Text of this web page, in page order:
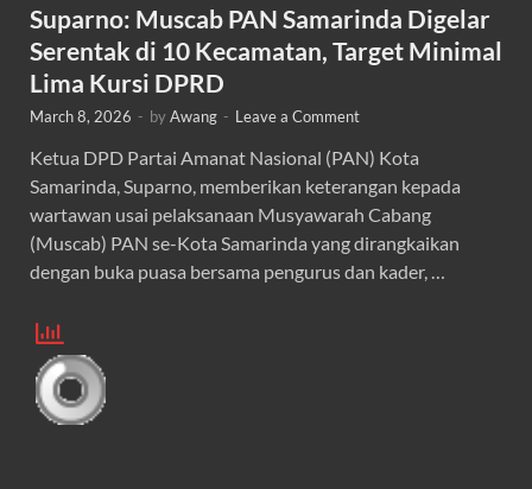
Suparno: Muscab PAN Samarinda Digelar
Serentak di 10 Kecamatan, Target Minimal
Lima Kursi DPRD
March 8, 2026 - byAwang - Leave a Comment
Ketua DPD Partai Amanat Nasional (PAN) Kota
Samarinda, Suparno, memberikan keterangan kepada
wartawan usai pelaksanaan Musyawarah Cabang
(Muscab) PAN se-Kota Samarinda yang dirangkaikan
dengan buka puasa bersama pengurus dan kader, …